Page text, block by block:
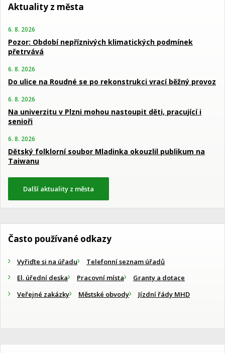
Aktuality z města
6. 8. 2026
Pozor: Období nepříznivých klimatických podmínek
přetrvává
6. 8. 2026
Do ulice na Roudné se po rekonstrukci vrací běžný provoz
6. 8. 2026
Na univerzitu v Plzni mohou nastoupit děti, pracující i
senioři
6. 8. 2026
Dětský folklorní soubor Mladinka okouzlil publikum na
Taiwanu
Další aktuality z města
Často používané odkazy
Vyřiďte si na úřadu
Telefonní seznam úřadů
El. úřední deska
Pracovní místa
Granty a dotace
Veřejné zakázky
Městské obvody Jízdní řády MHD